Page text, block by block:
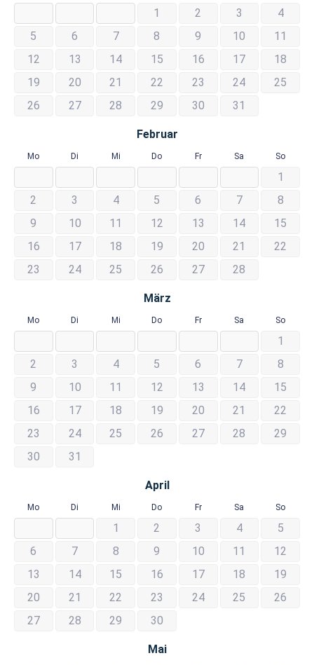
1 2 3
4
5
6 7 8 9 10
11
12
13 14 15 16 17
18
19
20 21 22 23 24
25
26
27 28 29 30 31
Februar
Mo Di Mi Do Fr Sa So
1
2
3 4 5 6 7
8
9
10 11 12 13 14
15
16
17 18 19 20 21
22
23
24 25 26 27 28
März
Mo Di Mi Do Fr Sa So
1
2
3 4 5 6 7
8
9
10 11 12 13 14
15
16
17 18 19 20 21
22
23
24 25 26 27 28
29
30
31
April
Mo Di Mi Do Fr Sa So
1 2 3 4
5
6
7 8 9 10 11
12
13
14 15 16 17 18
19
20
21 22 23 24 25
26
27
28 29 30
Mai